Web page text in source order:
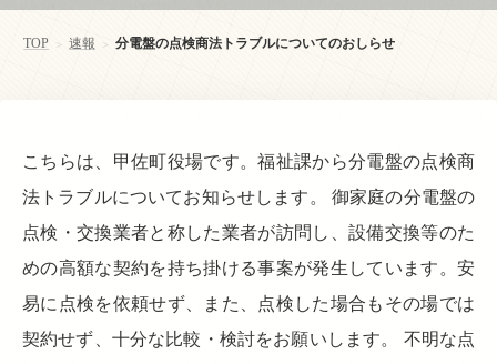
TOP > 速報 > 分電盤の点検商法トラブルについてのおしらせ
こちらは、甲佐町役場です。福祉課から分電盤の点検商
法トラブルについてお知らせします。 御家庭の分電盤の
点検・交換業者と称した業者が訪問し、設備交換等のた
めの高額な契約を持ち掛ける事案が発生しています。安
易に点検を依頼せず、また、点検した場合もその場では
契約せず、十分な比較・検討をお願いします。 不明な点